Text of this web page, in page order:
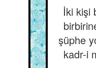
İki kişi
şüphe
kadr-i